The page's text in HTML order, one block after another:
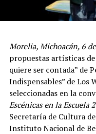
Morelia, Michoacán, 6
propuestas artísticas
quiere ser contada” de
Indispensables” de Los
seleccionadas en la
Escénicas en la Escuela
Secretaría de Cultura
Instituto Nacional de